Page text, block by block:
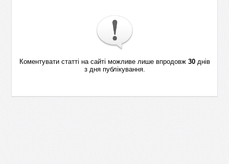
Коментувати статті на сайті можливе лише впродовж 30днів
з дня публікування.